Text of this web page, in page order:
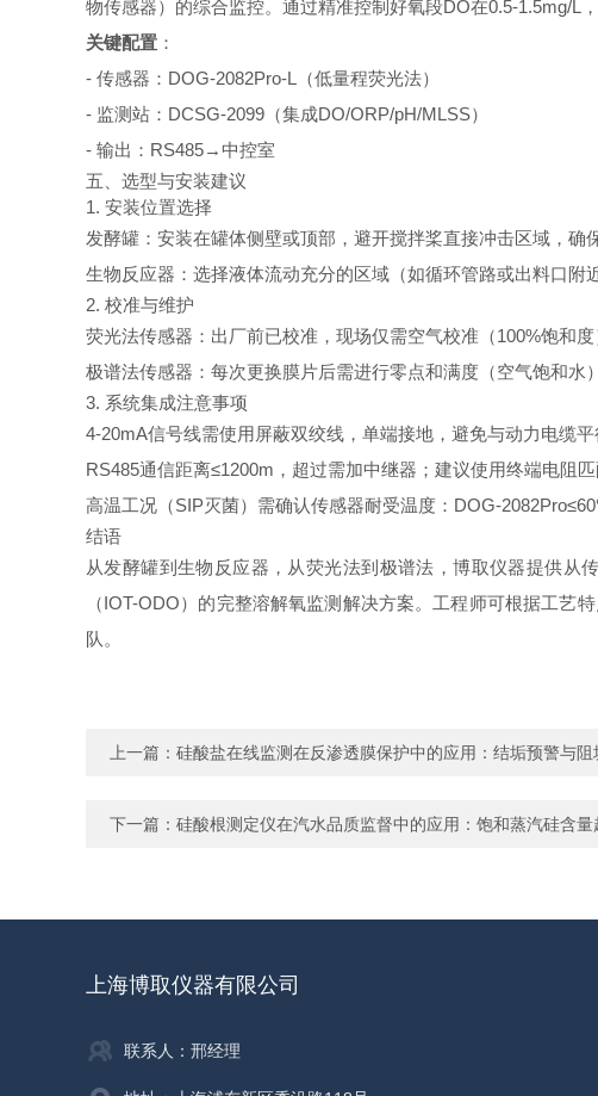
物传感器）的综合监控。通过精准控制好氧段DO在0.5-1.5mg/L，
关键配置 ：
- 传感器：DOG-2082Pro-L（低量程荧光法）
- 监测站：DCSG-2099（集成DO/ORP/pH/MLSS）
- 输出：RS485→中控室
五、选型与安装建议
1. 安装位置选择
发酵罐：安装在罐体侧壁或顶部，避开搅拌桨直接冲击区域，确
生物反应器：选择液体流动充分的区域（如循环管路或出料口附近
2. 校准与维护
荧光法传感器：出厂前已校准，现场仅需空气校准（100%饱和
极谱法传感器：每次更换膜片后需进行零点和满度（空气饱和水
3. 系统集成注意事项
4-20mA信号线需使用屏蔽双绞线，单端接地，避免与动力电缆
RS485通信距离≤1200m，超过需加中继器；建议使用终端电阻匹
高温工况（SIP灭菌）需确认传感器耐受温度：DOG-
结语
从发酵罐到生物反应器，从荧光法到极谱法，博取仪器提供从
（IOT-ODO）的完整溶解氧监测解决方案。工程师可根据工
队。
上一篇： 硅酸盐在线监测在反渗透膜保护中的应用：结垢预警与阻
下一篇： 硅酸根测定仪在汽水品质监督中的应用：饱和蒸汽硅含量
上海博取仪器有限公司
联系人：邢经理